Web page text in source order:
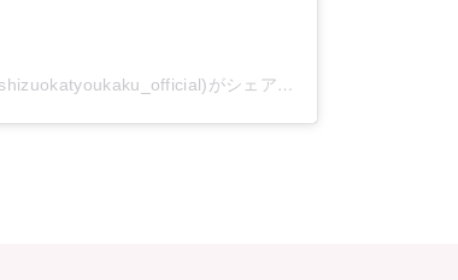
静岡県立静岡聴覚特別支援学校(公式)(@shizuokatyoukaku_official)がシェアした投稿